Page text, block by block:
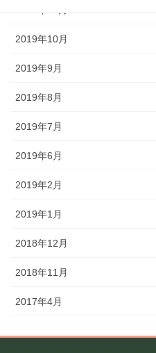
2019年11月
2019年10月
2019年9月
2019年8月
2019年7月
2019年6月
2019年2月
2019年1月
2018年12月
2018年11月
2017年4月